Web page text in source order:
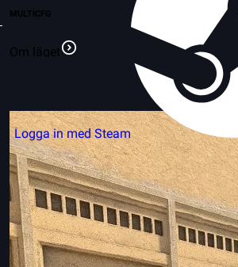
Logga in med Steam
MULTICFG
Om läget